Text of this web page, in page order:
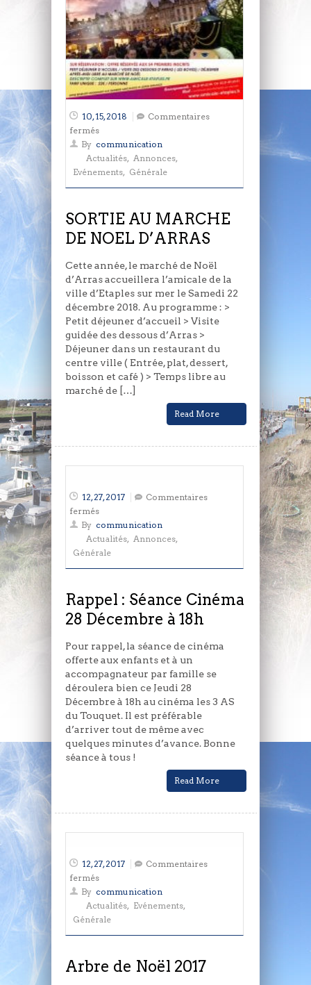
10, 15, 2018
Commentaires
ferméssur
SORTIE
AU
MARCHE
D’ARRAS
By communication
Actualités, Annonces,
Evénements, Générale
SORTIE AU MARCHE
DE NOEL D’ARRAS
Cette année, le marché de Noël
d’Arras accueillera l’amicale de la
ville d’Etaples sur mer le Samedi 22
décembre 2018. Au programme : >
Petit déjeuner d’accueil > Visite
guidée des dessous d’Arras >
Déjeuner dans un restaurant du
centre ville ( Entrée, plat, dessert,
boisson et café ) > Temps libre au
marché de […]
Read More
12, 27, 2017
Commentaires
ferméssur
Rappel
:
Séance
Décembre
à
18h
By communication
Actualités, Annonces,
Générale
Rappel : Séance Cinéma
28 Décembre à 18h
Pour rappel, la séance de cinéma
offerte aux enfants et à un
accompagnateur par famille se
déroulera bien ce Jeudi 28
Décembre à 18h au cinéma les 3 AS
du Touquet. Il est préférable
d’arriver tout de même avec
quelques minutes d’avance. Bonne
séance à tous !
Read More
12, 27, 2017
Commentaires
ferméssur
Arbre
de
Noël
By communication
Actualités, Evénements,
Générale
Arbre de Noël 2017